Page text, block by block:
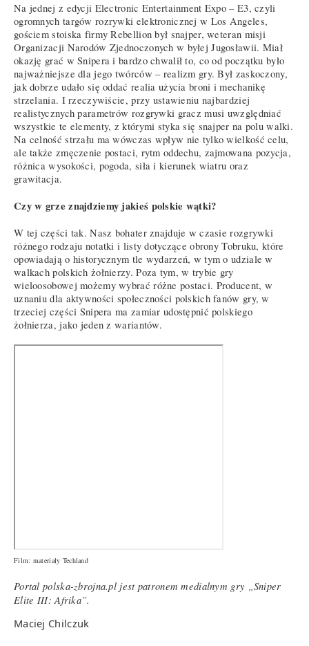
Na jednej z edycji Electronic Entertainment Expo – E3, czyli
ogromnych targów rozrywki elektronicznej w Los Angeles,
gościem stoiska firmy Rebellion był snajper, weteran misji
Organizacji Narodów Zjednoczonych w byłej Jugosławii. Miał
okazję grać w Snipera i bardzo chwalił to, co od początku było
najważniejsze dla jego twórców – realizm gry. Był zaskoczony,
jak dobrze udało się oddać realia użycia broni i mechanikę
strzelania. I rzeczywiście, przy ustawieniu najbardziej
realistycznych parametrów rozgrywki gracz musi uwzględniać
wszystkie te elementy, z którymi styka się snajper na polu walki.
Na celność strzału ma wówczas wpływ nie tylko wielkość celu,
ale także zmęczenie postaci, rytm oddechu, zajmowana pozycja,
różnica wysokości, pogoda, siła i kierunek wiatru oraz
grawitacja.
Czy w grze znajdziemy jakieś polskie wątki?
W tej części tak. Nasz bohater znajduje w czasie rozgrywki
różnego rodzaju notatki i listy dotyczące obrony Tobruku, które
opowiadają o historycznym tle wydarzeń, w tym o udziale w
walkach polskich żołnierzy. Poza tym, w trybie gry
wieloosobowej możemy wybrać różne postaci. Producent, w
uznaniu dla aktywności społeczności polskich fanów gry, w
trzeciej części Snipera ma zamiar udostępnić polskiego
żołnierza, jako jeden z wariantów.
Film: materiały Techland
Portal polska-zbrojna.pl jest patronem medialnym gry „Sniper
Elite III: Afrika”.
Maciej Chilczuk